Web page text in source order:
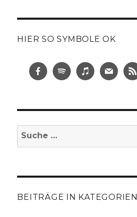
HIER SO SYMBOLE OK
Suche
nach:
BEITRÄGE IN KATEGORIEN